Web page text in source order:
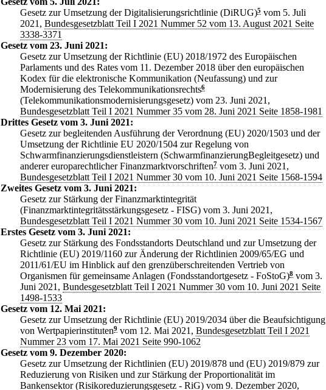
Gesetz zur Umsetzung der Digitalisierungsrichtlinie (DiRUG)5 vom 5. Juli
2021, Bundesgesetzblatt Teil I 2021 Nummer 52 vom 13. August 2021 Seite
3338-3371
Gesetz vom 23. Juni 2021:
Gesetz zur Umsetzung der Richtlinie (EU) 2018/1972 des Europäischen
Parlaments und des Rates vom 11. Dezember 2018 über den europäischen
Kodex für die elektronische Kommunikation (Neufassung) und zur
Modernisierung des Telekommunikationsrechts6
(Telekommunikationsmodernisierungsgesetz) vom 23. Juni 2021,
Bundesgesetzblatt Teil I 2021 Nummer 35 vom 28. Juni 2021 Seite 1858-1981
Drittes Gesetz vom 3. Juni 2021:
Gesetz zur begleitenden Ausführung der Verordnung (EU) 2020/1503 und der
Umsetzung der Richtlinie EU 2020/1504 zur Regelung von
Schwarmfinanzierungsdienstleistern (SchwarmfinanzierungBegleitgesetz) und
anderer europarechtlicher Finanzmarktvorschriften7 vom 3. Juni 2021,
Bundesgesetzblatt Teil I 2021 Nummer 30 vom 10. Juni 2021 Seite 1568-1594
Zweites Gesetz vom 3. Juni 2021:
Gesetz zur Stärkung der Finanzmarktintegrität
(Finanzmarktintegritätsstärkungsgesetz - FISG) vom 3. Juni 2021,
Bundesgesetzblatt Teil I 2021 Nummer 30 vom 10. Juni 2021 Seite 1534-1567
Erstes Gesetz vom 3. Juni 2021:
Gesetz zur Stärkung des Fondsstandorts Deutschland und zur Umsetzung der
Richtlinie (EU) 2019/1160 zur Änderung der Richtlinien 2009/65/EG und
2011/61/EU im Hinblick auf den grenzüberschreitenden Vertrieb von
Organismen für gemeinsame Anlagen (Fondsstandortgesetz - FoStoG)8 vom 3.
Juni 2021, Bundesgesetzblatt Teil I 2021 Nummer 30 vom 10. Juni 2021 Seite
1498-1533
Gesetz vom 12. Mai 2021:
Gesetz zur Umsetzung der Richtlinie (EU) 2019/2034 über die Beaufsichtigung
von Wertpapierinstituten9 vom 12. Mai 2021, Bundesgesetzblatt Teil I 2021
Nummer 23 vom 17. Mai 2021 Seite 990-1062
Gesetz vom 9. Dezember 2020:
Gesetz zur Umsetzung der Richtlinien (EU) 2019/878 und (EU) 2019/879 zur
Reduzierung von Risiken und zur Stärkung der Proportionalität im
Bankensektor (Risikoreduzierungsgesetz - RiG) vom 9. Dezember 2020,